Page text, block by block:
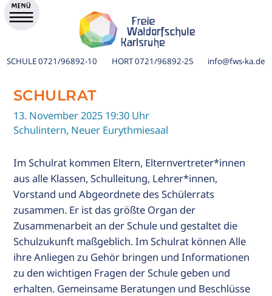
SCHULE0721/96892-10 HORT0721/96892-25 info@fws-ka.de
SCHULRAT
13. November 2025 19:30 Uhr
Schulintern, Neuer Eurythmiesaal
Im Schulrat kommen Eltern, Elternvertreter*innen
aus alle Klassen, Schulleitung, Lehrer*innen,
Vorstand und Abgeordnete des Schülerrats
zusammen. Er ist das größte Organ der
Zusammenarbeit an der Schule und gestaltet die
Schulzukunft maßgeblich. Im Schulrat können Alle
ihre Anliegen zu Gehör bringen und Informationen
zu den wichtigen Fragen der Schule geben und
erhalten. Gemeinsame Beratungen und Beschlüsse